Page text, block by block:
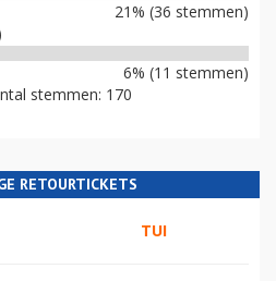
21% (36 stemmen)
6% (11 stemmen)
stemmen: 170
RETOURTICKETS
TUI